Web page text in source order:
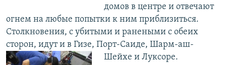
домов в центре и отвечают
огнем на любые попытки к ним приблизиться.
Столкновения, с убитыми и ранеными с обеих
сторон, идут и в Гизе, Порт-Саиде, Шарм-аш-
Шейхе и Луксоре.